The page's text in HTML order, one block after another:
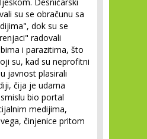
su se obračunu sa
dok su se
radovali
i parazitima, što
su, kad su neprofitni
javnost plasirali
čija je udarna
bio portal
medijima,
činjenice pritom